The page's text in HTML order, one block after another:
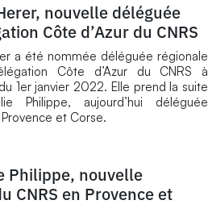
nouvelle déléguée
Côte d’Azur du CNRS
a été nommée déléguée régionale
Côte d’Azur du CNRS à
1er janvier 2022. Elle prend la suite
Philippe, aujourd’hui déléguée
et Corse.
Philippe, nouvelle
CNRS en Provence et